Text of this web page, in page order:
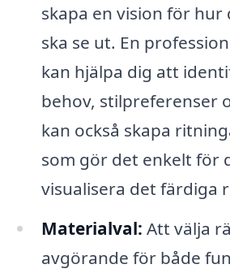
skapa en vision för hur
ska se ut. En
kan hjälpa dig att
behov, stilpreferenser
kan också skapa
som gör det enkelt för
visualisera det färdiga
Materialval: Att välja
avgörande för både